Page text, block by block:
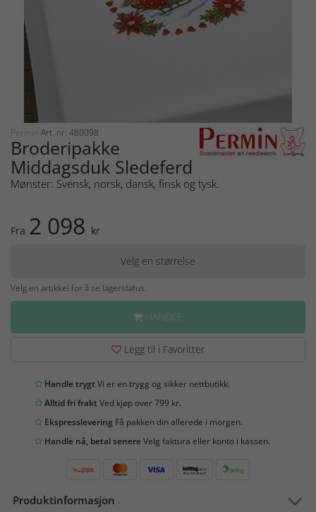
Permin Art. nr: 480098
Broderipakke
Middagsduk Sledeferd
Mønster: Svensk, norsk, dansk, finsk og tysk.
Fra 2 098 kr
Velg en størrelse
Velg en artikkel for å se lagerstatus.
HANDLE
Legg til i Favoritter
Handle trygtVi er en trygg og sikker nettbutikk.
Alltid fri fraktVed kjøp over 799 kr.
Ekspresslevering Få pakken din allerede i morgen.
Handle nå, betal senereVelg faktura eller konto i kassen.
Produktinformasjon